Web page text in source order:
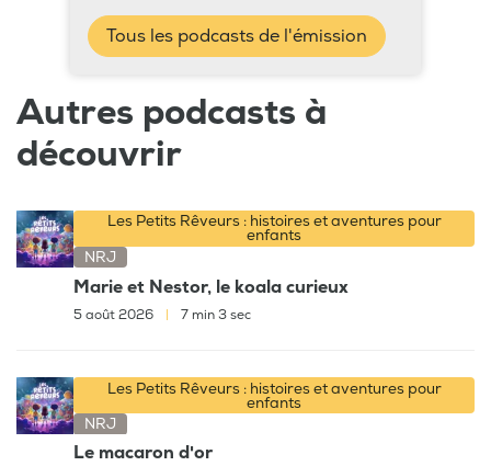
Tous les podcasts de l'émission
Autres podcasts à
découvrir
Les Petits Rêveurs : histoires et aventures pour
enfants
NRJ
Marie et Nestor, le koala curieux
5 août 2026 7 min 3 sec
Les Petits Rêveurs : histoires et aventures pour
enfants
NRJ
Le macaron d'or